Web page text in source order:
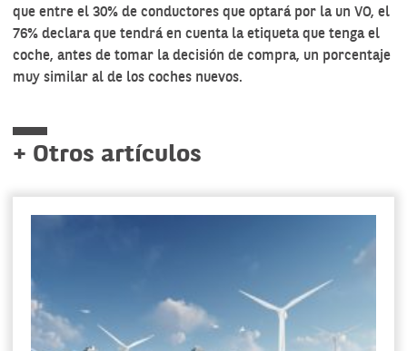
que entre el 30% de conductores que optará por la un VO, el
76% declara que tendrá en cuenta la etiqueta que tenga el
coche, antes de tomar la decisión de compra, un porcentaje
muy similar al de los coches nuevos.
+ Otros artículos